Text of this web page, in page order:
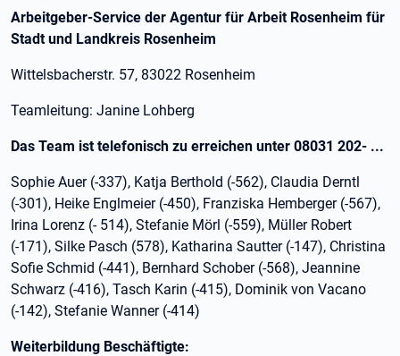
Arbeitgeber-Service der Agentur für Arbeit Rosenheim für
Stadt und Landkreis Rosenheim
Wittelsbacherstr. 57, 83022 Rosenheim
Teamleitung: Janine Lohberg
Das Team ist telefonisch zu erreichen unter 08031 202- ...
Sophie Auer (-337), Katja Berthold (-562), Claudia Derntl
(-301), Heike Englmeier (-450), Franziska Hemberger (-567),
Irina Lorenz (- 514), Stefanie Mörl (-559), Müller Robert
(-171), Silke Pasch (578), Katharina Sautter (-147), Christina
Sofie Schmid (-441), Bernhard Schober (-568), Jeannine
Schwarz (-416), Tasch Karin (-415), Dominik von Vacano
(-142), Stefanie Wanner (-414)
Weiterbildung Beschäftigte: